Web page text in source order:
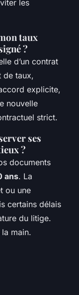
les
taux
?
d’un contrat
de taux,
explicite,
nouvelle
strict.
ses
?
documents
ans. La
ou une
certains délais
du litige.
main.